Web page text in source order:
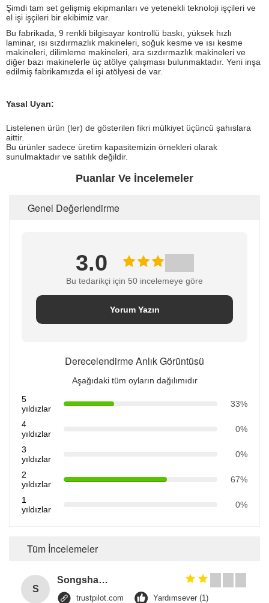
Şimdi tam set gelişmiş ekipmanları ve yetenekli teknoloji işçileri ve
el işi işçileri bir ekibimiz var.
Bu fabrikada, 9 renkli bilgisayar kontrollü baskı, yüksek hızlı
laminar, ısı sızdırmazlık makineleri, soğuk kesme ve ısı kesme
makineleri, dilimleme makineleri, ara sızdırmazlık makineleri ve
diğer bazı makinelerle üç atölye çalışması bulunmaktadır. Yeni inşa
edilmiş fabrikamızda el işi atölyesi de var.
Yasal Uyarı:
Listelenen ürün (ler) de gösterilen fikri mülkiyet üçüncü şahıslara
aittir.
Bu ürünler sadece üretim kapasitemizin örnekleri olarak
sunulmaktadır ve satılık değildir.
Puanlar Ve İncelemeler
Genel Değerlendirme
3.0
Bu tedarikçi için 50 incelemeye göre
Yorum Yazın
Derecelendirme Anlık Görüntüsü
Aşağıdaki tüm oyların dağılımıdır
5
yıldızlar
33%
4
yıldızlar
0%
3
yıldızlar
0%
2
yıldızlar
67%
1
yıldızlar
0%
Tüm İncelemeler
S
Songshang
trustpilot.com Yardımsever (1)